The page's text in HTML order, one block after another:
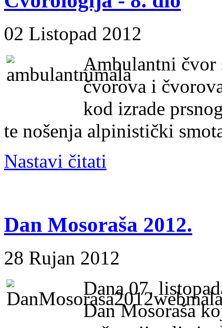
02 Listopad 2012
Ambulantni čvor
čvorova i
kod izrade
te nošenja alpinistički
Nastavi čitati
Dan Mosoraša 2012.
28 Rujan 2012
Dana 07.
Dan Mosoraša